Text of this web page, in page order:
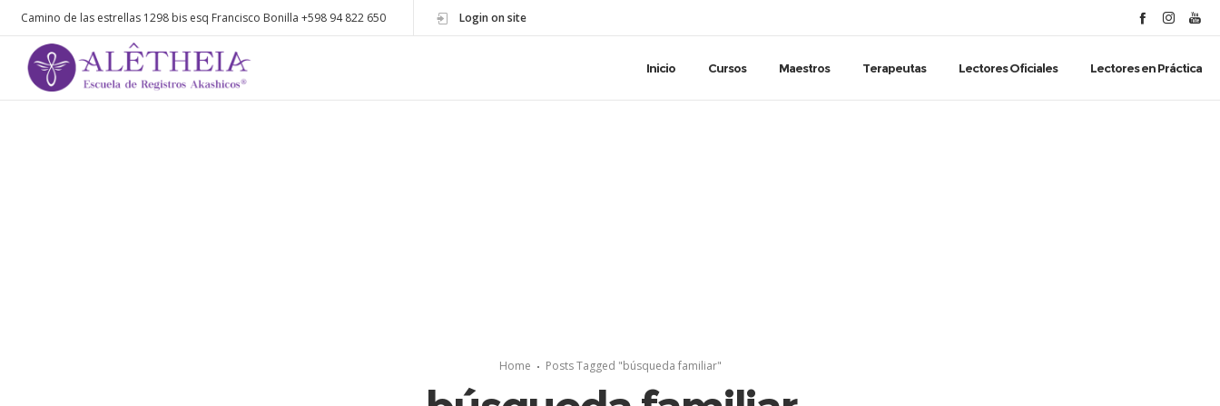
Camino de las estrellas 1298 bis esq Francisco Bonilla +598 94 822 650 Login on site
Inicio Cursos Maestros Terapeutas Lectores Oficiales Lectores en Práctica
Home Posts Tagged "búsqueda familiar"